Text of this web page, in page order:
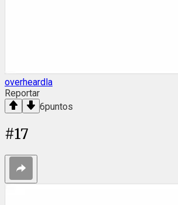
overheardla
Reportar
6puntos
#17